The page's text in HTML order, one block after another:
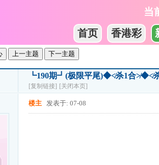
当
首页
香港彩
上一主题 下一主题
┗190期┛(极限平尾)◆≮杀1合≯◆≮
[复制链接] [关闭本页]
楼主 发表于: 07-08